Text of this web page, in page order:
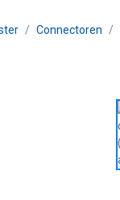
Connectoren